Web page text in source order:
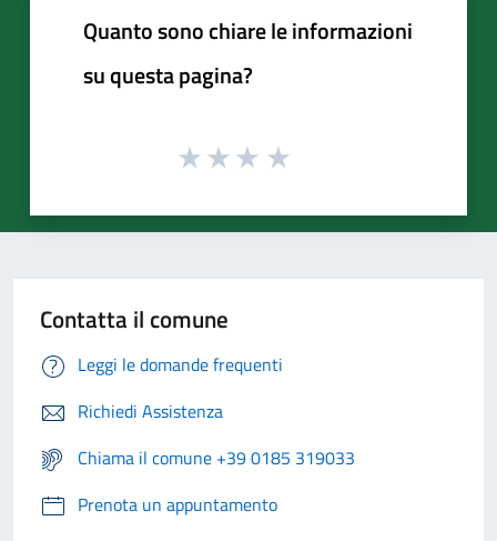
Quanto sono chiare le informazioni
su questa pagina?
Contatta il comune
Leggi le domande frequenti
Richiedi Assistenza
Chiama il comune +39 0185 319033
Prenota un appuntamento